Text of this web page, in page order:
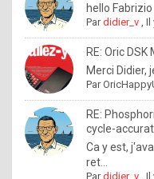
hello Fabrizio
Pardidier_v ,Il
RE: Oric
Merci Didier,
Par
RE:
cycle-
Ca y est,
ret...
Pardidier_v ,Il